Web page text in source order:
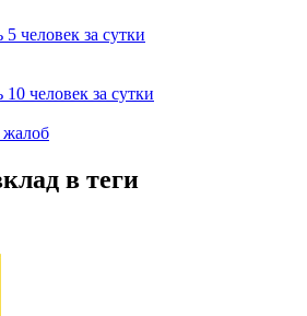
человек за сутки
человек за сутки
в теги